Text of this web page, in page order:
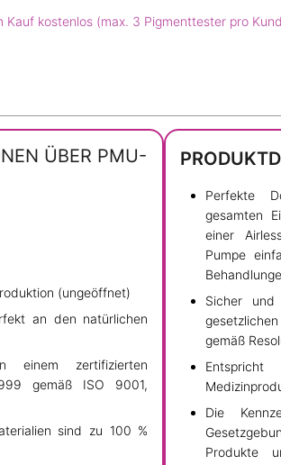
Kauf kostenlos (max. 3 Pigmenttester pro
ÜBER PMU-
(ungeöffnet)
an den natürlichen
zertifizierten
gemäß ISO 9001,
sind zu 100 %
Perfekte
gesamten
einer
Pumpe
Sicher
gemäß
Die
Produkte